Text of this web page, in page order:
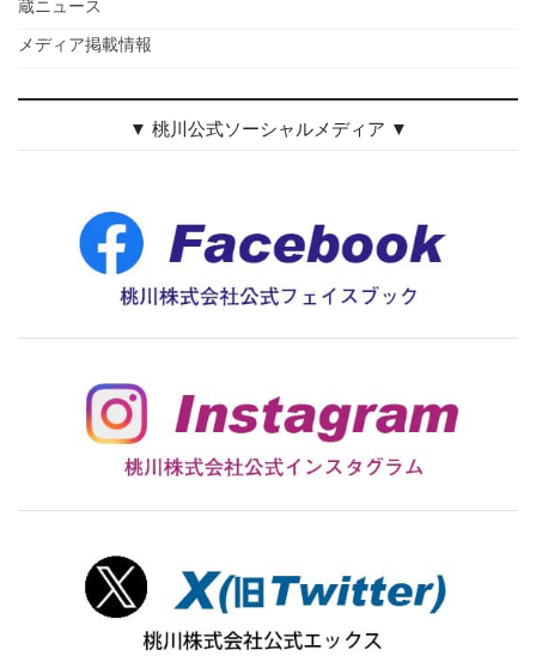
蔵ニュース
メディア掲載情報
▼ 桃川公式ソーシャルメディア ▼